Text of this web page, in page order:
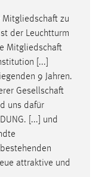
Mitgliedschaft zu
der Leuchtturm
Mitgliedschaft
[...]
9 Jahren.
Gesellschaft
uns dafür
[...] und
attraktive und